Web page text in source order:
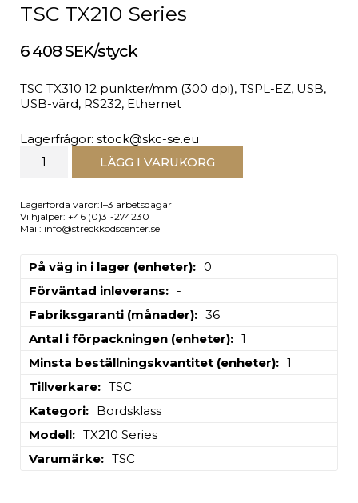
TSC TX210 Series
6 408 SEK/styck
TSC TX310 12 punkter/mm (300 dpi), TSPL-EZ, USB,
USB-värd, RS232, Ethernet
Lagerfrågor: stock@skc-se.eu
LÄGG I VARUKORG
Lagerförda varor:1–3 arbetsdagar
Vi hjälper: +46 (0)31-274230
Mail: info@streckkodscenter.se
På väg in i lager (enheter)
0
Förväntad inleverans
-
Fabriksgaranti (månader)
36
Antal i förpackningen (enheter)
1
Minsta beställningskvantitet (enheter)
1
Tillverkare
TSC
Kategori
Bordsklass
Modell
TX210 Series
Varumärke
TSC